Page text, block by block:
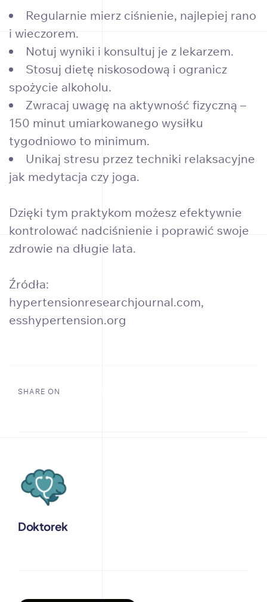
Regularnie mierz ciśnienie, najlepiej rano
i wieczorem.
Notuj wyniki i konsultuj je z lekarzem.
Stosuj dietę niskosodową i ogranicz
spożycie alkoholu.
Zwracaj uwagę na aktywność fizyczną –
150 minut umiarkowanego wysiłku
tygodniowo to minimum.
Unikaj stresu przez techniki relaksacyjne
jak medytacja czy joga.
Dzięki tym praktykom możesz efektywnie
kontrolować nadciśnienie i poprawić swoje
zdrowie na długie lata.
Źródła:
hypertensionresearchjournal.com,
esshypertension.org
SHARE ON
Doktorek